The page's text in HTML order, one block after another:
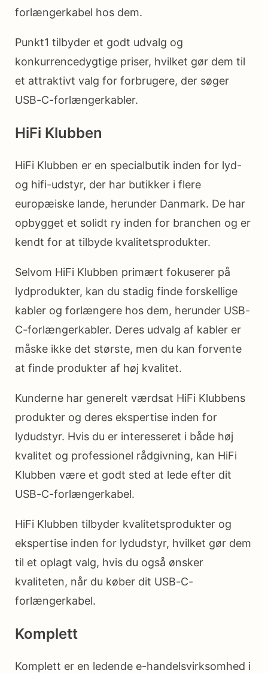
forlængerkabel hos dem.
Punkt1 tilbyder et godt udvalg og
konkurrencedygtige priser, hvilket gør dem til
et attraktivt valg for forbrugere, der søger
USB-C-forlængerkabler.
HiFi Klubben
HiFi Klubben er en specialbutik inden for lyd-
og hifi-udstyr, der har butikker i flere
europæiske lande, herunder Danmark. De har
opbygget et solidt ry inden for branchen og er
kendt for at tilbyde kvalitetsprodukter.
Selvom HiFi Klubben primært fokuserer på
lydprodukter, kan du stadig finde forskellige
kabler og forlængere hos dem, herunder USB-
C-forlængerkabler. Deres udvalg af kabler er
måske ikke det største, men du kan forvente
at finde produkter af høj kvalitet.
Kunderne har generelt værdsat HiFi Klubbens
produkter og deres ekspertise inden for
lydudstyr. Hvis du er interesseret i både høj
kvalitet og professionel rådgivning, kan HiFi
Klubben være et godt sted at lede efter dit
USB-C-forlængerkabel.
HiFi Klubben tilbyder kvalitetsprodukter og
ekspertise inden for lydudstyr, hvilket gør dem
til et oplagt valg, hvis du også ønsker
kvaliteten, når du køber dit USB-C-
forlængerkabel.
Komplett
Komplett er en ledende e-handelsvirksomhed i